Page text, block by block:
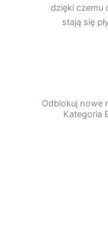
dzięki czemu
stają się
Odblokuj nowe
Kategoria